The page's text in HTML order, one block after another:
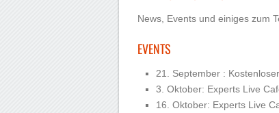
News, Events und einiges zum
EVENTS
21. September :
3. Oktober: Experts Live
16. Oktober: Experts Live